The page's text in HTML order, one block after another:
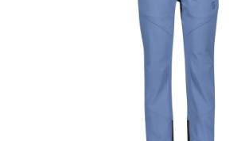
Doprava a platba